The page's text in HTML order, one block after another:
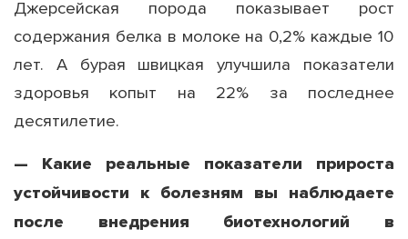
Джерсейская порода показывает рост
содержания белка в молоке на 0,2% каждые 10
лет. А бурая швицкая улучшила показатели
здоровья копыт на 22% за последнее
десятилетие.
— Какие реальные показатели прироста
устойчивости к болезням вы наблюдаете
после внедрения биотехнологий в